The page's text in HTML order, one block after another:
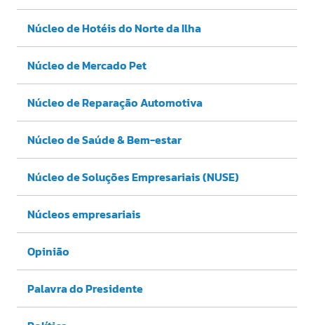
Núcleo de Hotéis do Norte da Ilha
Núcleo de Mercado Pet
Núcleo de Reparação Automotiva
Núcleo de Saúde & Bem-estar
Núcleo de Soluções Empresariais (NUSE)
Núcleos empresariais
Opinião
Palavra do Presidente